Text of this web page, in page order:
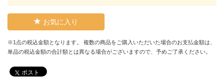
お気に入り
※1点の税込金額となります。 複数の商品をご購入いただいた場合のお支払金額は、
単品の税込金額の合計額とは異なる場合がございますので、予めご了承ください。
ポスト